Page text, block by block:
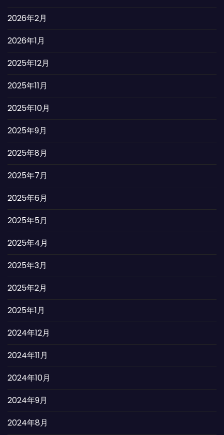
2026年2月
2026年1月
2025年12月
2025年11月
2025年10月
2025年9月
2025年8月
2025年7月
2025年6月
2025年5月
2025年4月
2025年3月
2025年2月
2025年1月
2024年12月
2024年11月
2024年10月
2024年9月
2024年8月